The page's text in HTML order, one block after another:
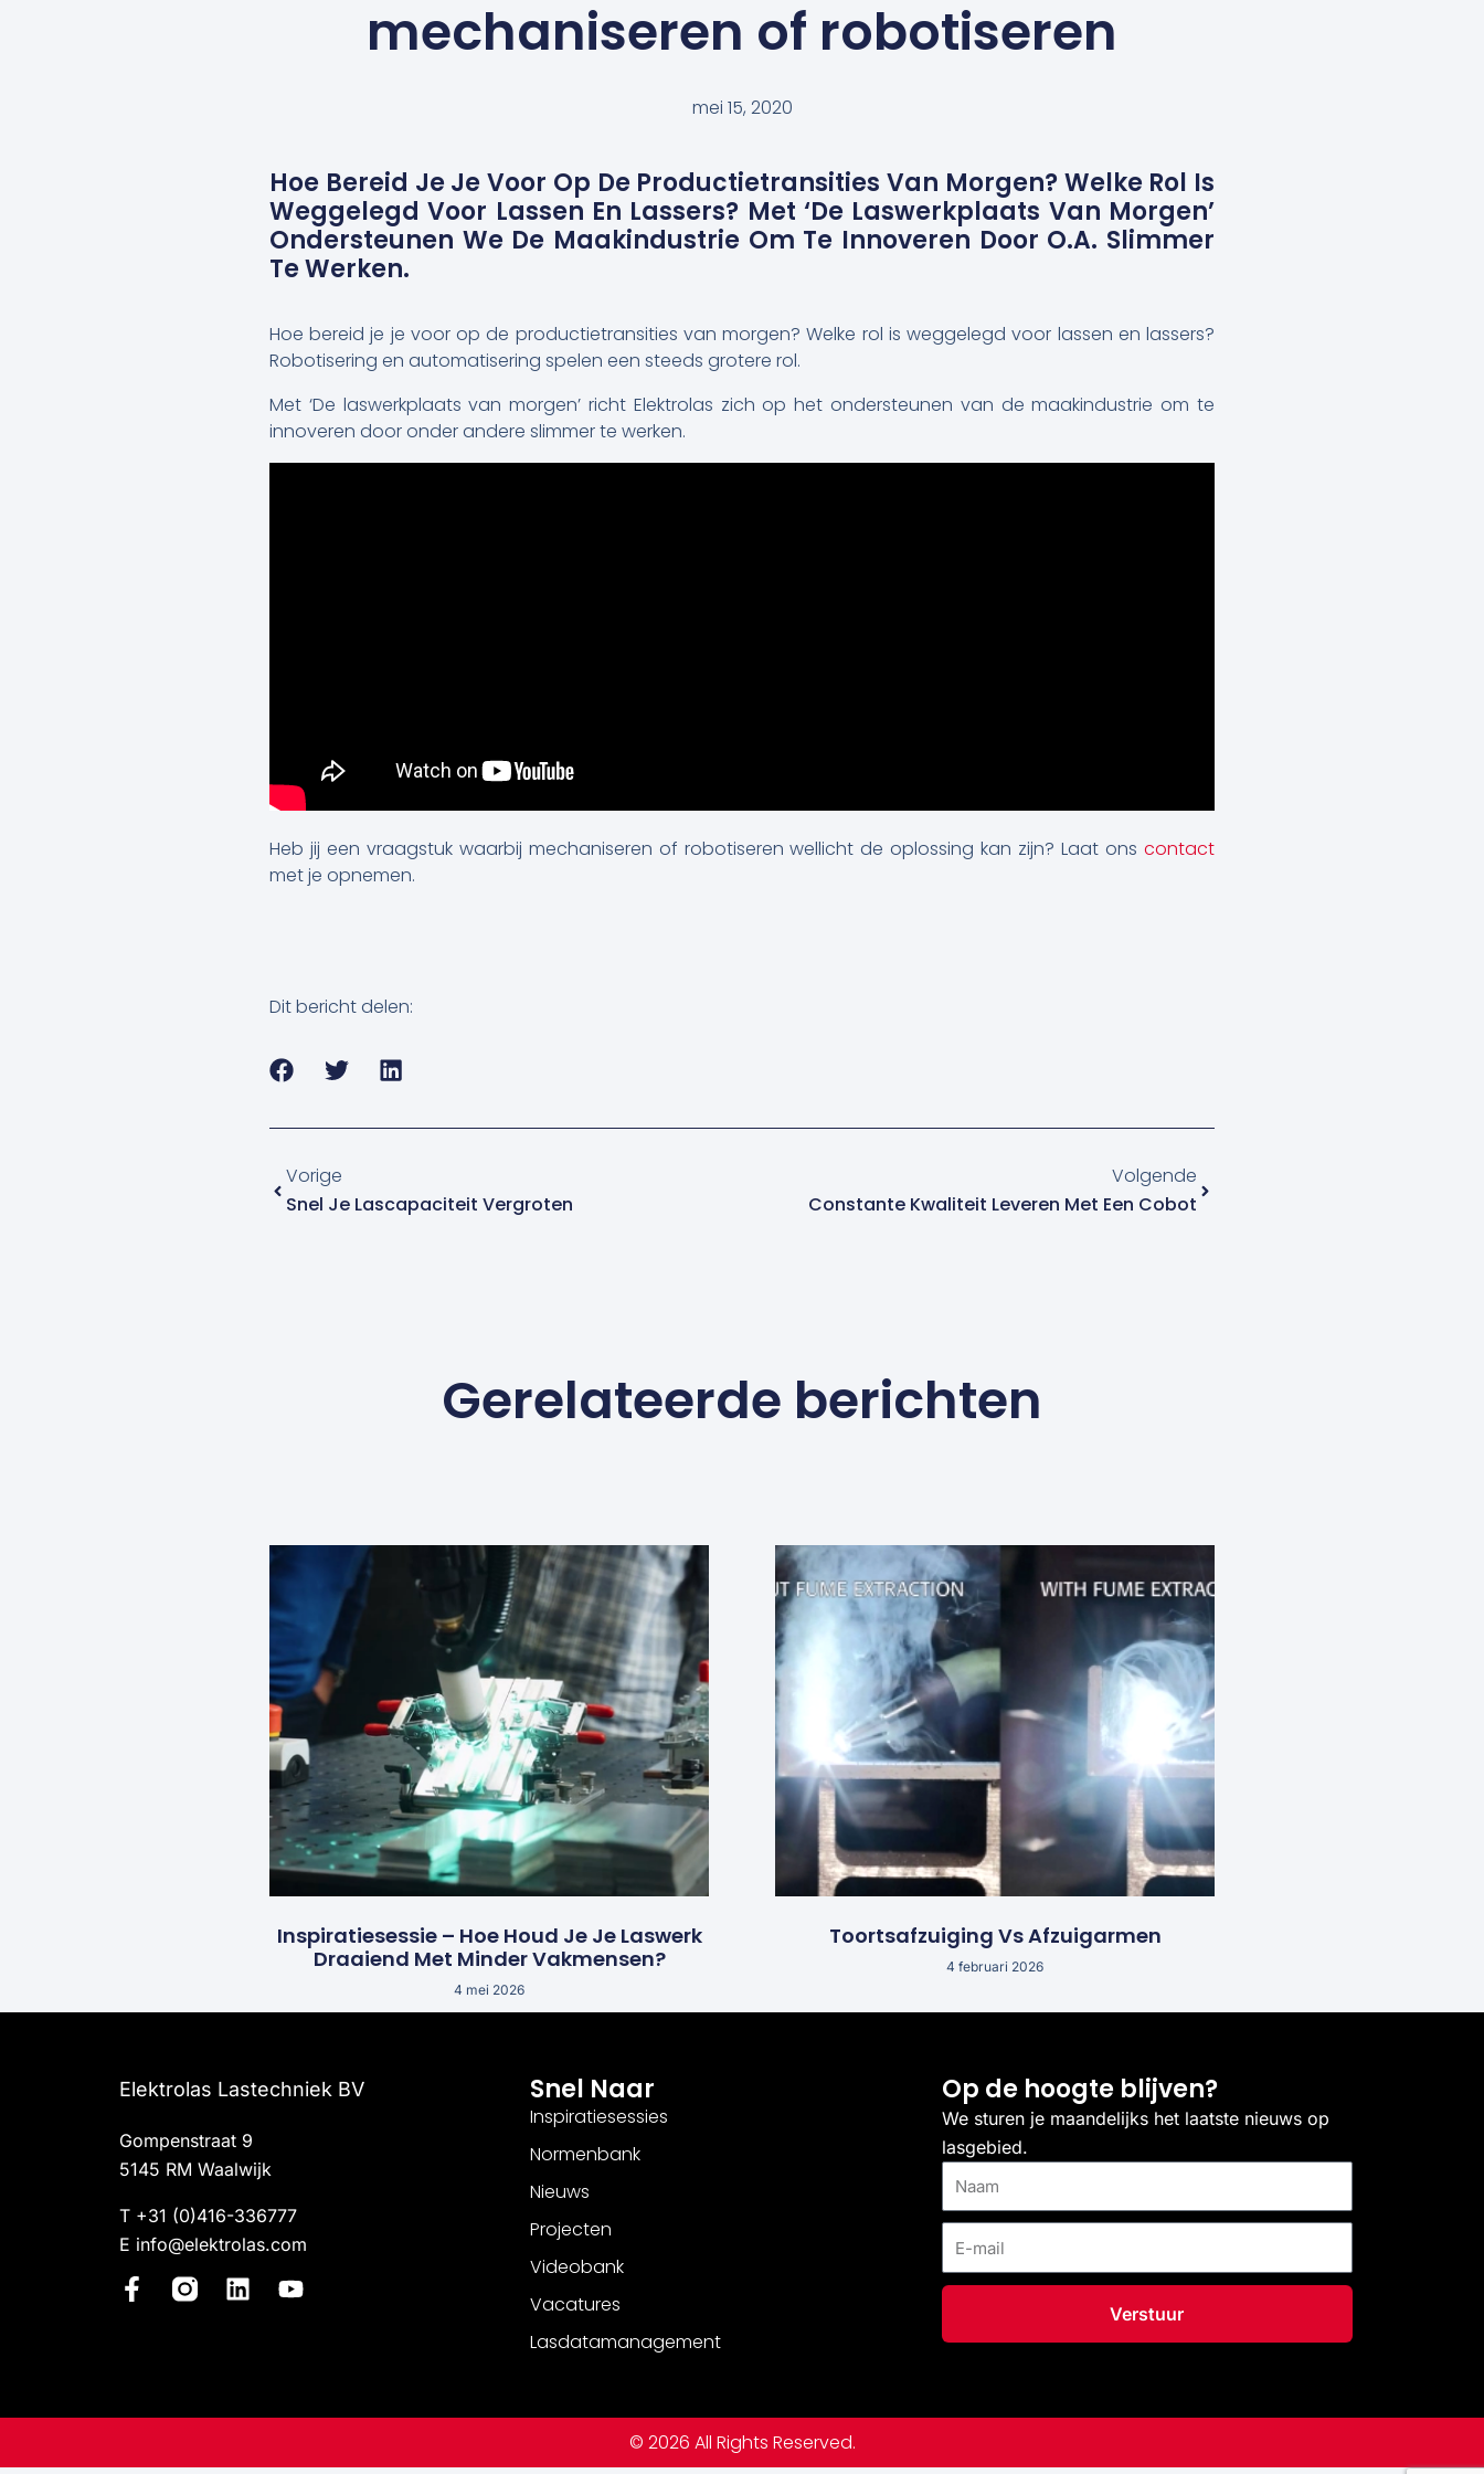
mechaniseren of robotiseren
mei 15, 2020
Hoe Bereid Je Je Voor Op De Productietransities Van Morgen? Welke Rol Is
Weggelegd Voor Lassen En Lassers? Met ‘De Laswerkplaats Van Morgen’
Ondersteunen We De Maakindustrie Om Te Innoveren Door O.a. Slimmer
Te Werken.
Hoe bereid je je voor op de productietransities van morgen? Welke rol is weggelegd voor lassen en lassers?
Robotisering en automatisering spelen een steeds grotere rol.
Met ‘De laswerkplaats van morgen’ richt Elektrolas zich op het ondersteunen van de maakindustrie om te
innoveren door onder andere slimmer te werken.
Heb jij een vraagstuk waarbij mechaniseren of robotiseren wellicht de oplossing kan zijn? Laat ons contact
met je opnemen.
Dit bericht delen:
Vorige
Snel Je Lascapaciteit Vergroten
Volgende
Constante Kwaliteit Leveren Met Een Cobot
Gerelateerde berichten
Inspiratiesessie – Hoe Houd Je Je Laswerk
Draaiend Met Minder Vakmensen?
4 mei 2026
Toortsafzuiging Vs Afzuigarmen
4 februari 2026
Elektrolas Lastechniek BV
Gompenstraat 9
5145 RM Waalwijk
T +31 (0)416-336777
E info@elektrolas.com
F
o
k
L
d
n
Y
b
Snel Naar
Inspiratiesessies
Normenbank
Nieuws
Projecten
Videobank
Vacatures
Lasdatamanagement
Op de hoogte blijven?
We sturen je maandelijks het laatste nieuws op
lasgebied.
Verstuur
© 2026 All Rights Reserved.